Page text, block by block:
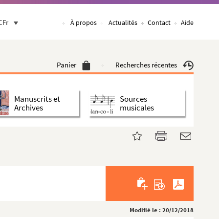
À propos Actualités Contact Aide
Panier Recherches récentes
Manuscrits et
Archives
Sources
musicales
Modifié le : 20/12/2018